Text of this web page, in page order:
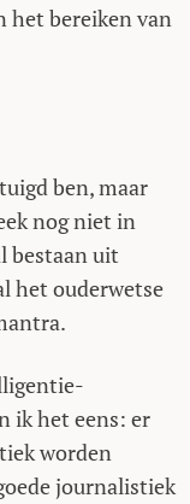
het bereiken van
ben, maar
nog niet in
bestaan uit
het ouderwetse
ik het eens: er
worden
journalistiek